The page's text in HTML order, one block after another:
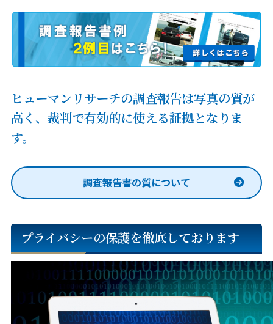
ヒューマンリサーチの調査報告は写真の質が
高く、 裁判で有効的に使える証拠となりま
す。
調査報告書の質について
プライバシーの保護を徹底しております